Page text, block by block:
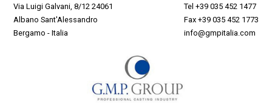
Via Luigi Galvani, 8/12 24061
Albano Sant'Alessandro
Bergamo - Italia
Tel +39 035 452 1477
Fax +39 035 452 1773
info@gmpitalia.com